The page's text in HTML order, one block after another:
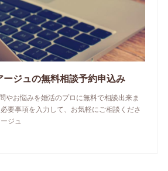
ジュの無料相談予約申込み
やお悩みを婚活のプロに無料で相談出来ま
要事項を入力して、お気軽にご相談くださ
ジュ